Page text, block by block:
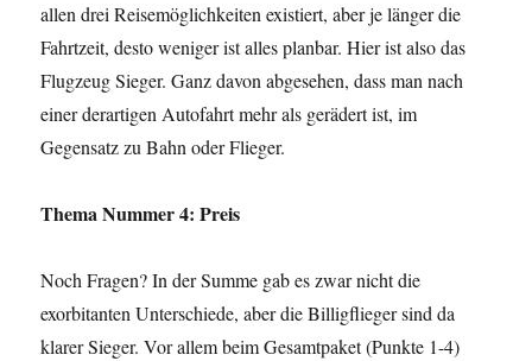
allen drei Reisemöglichkeiten existiert, aber je länger die
Fahrtzeit, desto weniger ist alles planbar. Hier ist also das
Flugzeug Sieger. Ganz davon abgesehen, dass man nach
einer derartigen Autofahrt mehr als gerädert ist, im
Gegensatz zu Bahn oder Flieger.
Thema Nummer 4: Preis
Noch Fragen? In der Summe gab es zwar nicht die
exorbitanten Unterschiede, aber die Billigflieger sind da
klarer Sieger. Vor allem beim Gesamtpaket (Punkte 1-4)